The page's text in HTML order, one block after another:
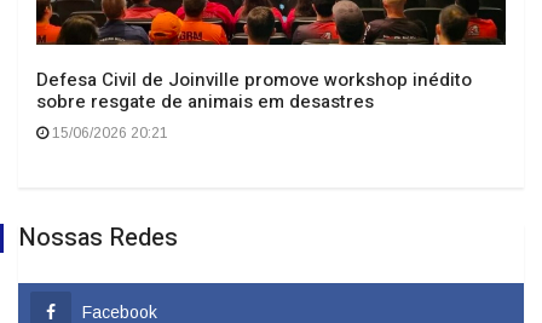
Defesa Civil de Joinville promove workshop inédito
sobre resgate de animais em desastres
15/06/2026 20:21
Nossas Redes
Facebook